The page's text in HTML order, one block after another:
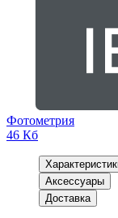
Фотометрия
46 Кб
Аксессуары
Доставка